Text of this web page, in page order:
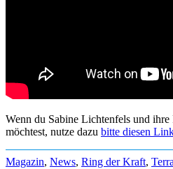
Wenn du Sabine Lichtenfels und
möchtest, nutze dazu bitte diesen
Magazin, News, Ring der Kraft,